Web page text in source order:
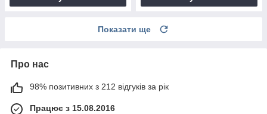
Показати ще
Про нас
98% позитивних з 212 відгуків за рік
Працює з 15.08.2016